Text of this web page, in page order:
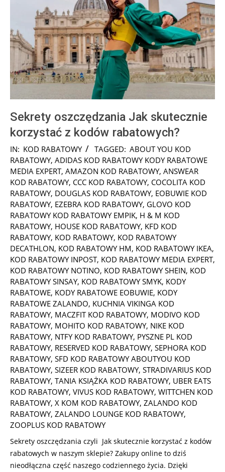
Sekrety oszczędzania Jak skutecznie
korzystać z kodów rabatowych?
2025-
01-
24
IN: KOD RABATOWY TAGGED: ABOUT YOU KOD
RABATOWY, ADIDAS KOD RABATOWY KODY RABATOWE
MEDIA EXPERT, AMAZON KOD RABATOWY, ANSWEAR
KOD RABATOWY, CCC KOD RABATOWY, COCOLITA KOD
RABATOWY, DOUGLAS KOD RABATOWY, EOBUWIE KOD
RABATOWY, EZEBRA KOD RABATOWY, GLOVO KOD
RABATOWY KOD RABATOWY EMPIK, H & M KOD
RABATOWY, HOUSE KOD RABATOWY, KFD KOD
RABATOWY, KOD RABATOWY, KOD RABATOWY
DECATHLON, KOD RABATOWY HM, KOD RABATOWY IKEA,
KOD RABATOWY INPOST, KOD RABATOWY MEDIA EXPERT,
KOD RABATOWY NOTINO, KOD RABATOWY SHEIN, KOD
RABATOWY SINSAY, KOD RABATOWY SMYK, KODY
RABATOWE, KODY RABATOWE EOBUWIE, KODY
RABATOWE ZALANDO, KUCHNIA VIKINGA KOD
RABATOWY, MACZFIT KOD RABATOWY, MODIVO KOD
RABATOWY, MOHITO KOD RABATOWY, NIKE KOD
RABATOWY, NTFY KOD RABATOWY, PYSZNE PL KOD
RABATOWY, RESERVED KOD RABATOWY, SEPHORA KOD
RABATOWY, SFD KOD RABATOWY ABOUTYOU KOD
RABATOWY, SIZEER KOD RABATOWY, STRADIVARIUS KOD
RABATOWY, TANIA KSIĄŻKA KOD RABATOWY, UBER EATS
KOD RABATOWY, VIVUS KOD RABATOWY, WITTCHEN KOD
RABATOWY, X KOM KOD RABATOWY, ZALANDO KOD
RABATOWY, ZALANDO LOUNGE KOD RABATOWY,
ZOOPLUS KOD RABATOWY
Sekrety oszczędzania czyli Jak skutecznie korzystać z kodów
rabatowych w naszym sklepie? Zakupy online to dziś
nieodłączna część naszego codziennego życia. Dzięki